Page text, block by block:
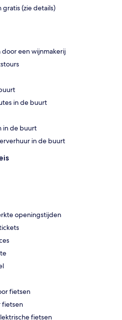
(zie details)
een wijnmakerij
in de buurt
in de buurt
in de buurt
openingstijden
fietsen
fietsen
fietsen